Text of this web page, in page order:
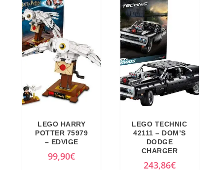
LEGO HARRY
POTTER 75979
– EDVIGE
99,90€
LEGO TECHNIC
42111 – DOM’S
DODGE
CHARGER
243,86€